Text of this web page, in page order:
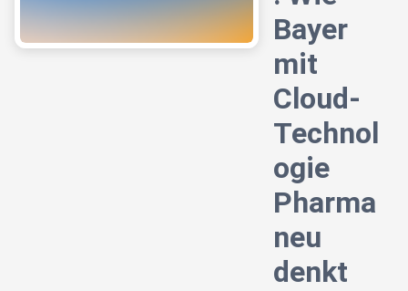
Bayer
mit
Cloud-
Technol
ogie
Pharma
neu
denkt